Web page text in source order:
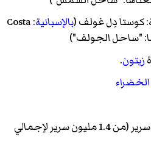
كوستا دِل غولف(بالإسبانية : Costa
زيتون.
الخضراء